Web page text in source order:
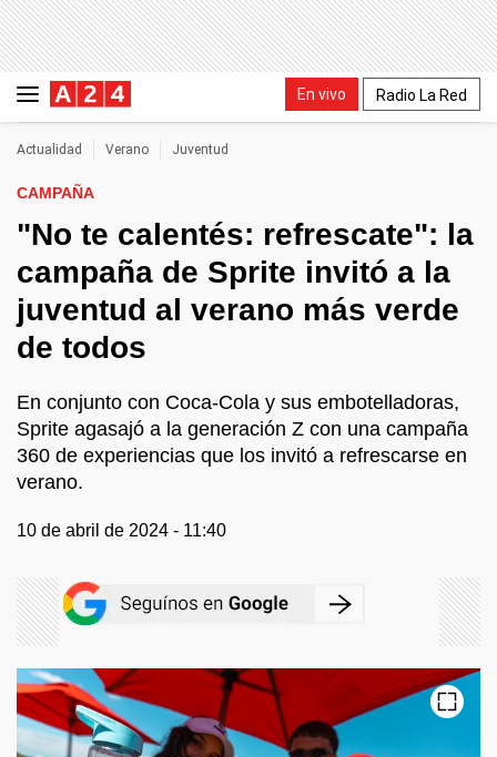
En vivo Radio La Red
Actualidad Verano Juventud
CAMPAÑA
"No te calentés: refrescate": la
campaña de Sprite invitó a la
juventud al verano más verde
de todos
En conjunto con Coca-Cola y sus embotelladoras,
Sprite agasajó a la generación Z con una campaña
360 de experiencias que los invitó a refrescarse en
verano.
10 de abril de 2024 - 11:40